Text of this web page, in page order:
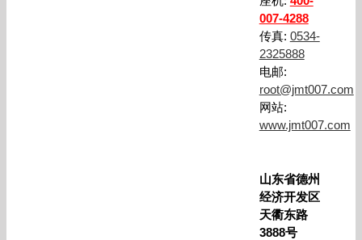
007-4288
传真: 0534-
2325888
电邮:
root@jmt007.com
网站:
www.jmt007.com
山东省德州
经济开发区
天衢东路
3888号